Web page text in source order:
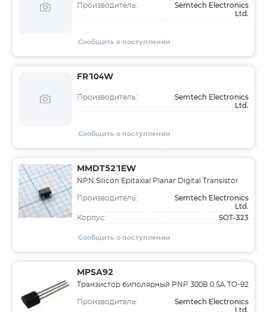
Производитель:
Semtech Electronics
Ltd.
Сообщить о поступлении
FR104W
Производитель:
Semtech Electronics
Ltd.
Сообщить о поступлении
MMDT521EW
NPN Silicon Epitaxial Planar Digital Transistor
Производитель:
Semtech Electronics
Ltd.
Корпус: SOT-323
Сообщить о поступлении
MPSA92
Транзистор биполярный PNP 300В 0.5A TO-92
Производитель:
Semtech Electronics
Ltd.